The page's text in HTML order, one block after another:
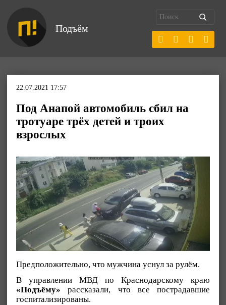
Подъём
22.07.2021 17:57
Под Анапой автомобиль сбил на
тротуаре трёх детей и троих
взрослых
Предположительно, что мужчина уснул за рулём.
В управлении МВД по Краснодарскому краю
«Подъёму» рассказали, что все пострадавшие
госпитализированы.